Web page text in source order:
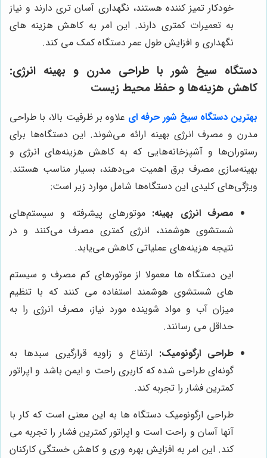
خودکار تمیز کننده هستند، نگهداری آسان تری دارند و نیاز
به تعمیرات کمتری دارند. این امر به کاهش هزینه های
نگهداری و افزایش طول عمر دستگاه کمک می کند.
دستگاه سیخ شور با طراحی مدرن و بهینه انرژی:
کاهش هزینه‌ها و حفظ محیط زیست
بهترین دستگاه سیخ شور حرفه ای علاوه بر ظرفیت بالا، با طراحی
مدرن و مصرف انرژی بهینه ارائه می‌شوند. این دستگاه‌ها برای
رستوران‌ها و آشپزخانه‌هایی که به کاهش هزینه‌های انرژی و
بهینه‌سازی مصرف برق اهمیت می‌دهند، بسیار مناسب هستند.
ویژگی‌های کلیدی این دستگاه‌ها شامل موارد زیر است:
مصرف انرژی بهینه: موتورهای پیشرفته و سیستم‌های
شستشوی هوشمند، انرژی کمتری مصرف می‌کنند و در
نتیجه هزینه‌های عملیاتی کاهش می‌یابد.
این دستگاه ها معمولا از موتورهای کم مصرف و سیستم
های شستشوی هوشمند استفاده می کنند که با تنظیم
میزان آب و مواد شوینده مورد نیاز، مصرف انرژی را به
حداقل می رسانند.
طراحی ارگونومیک: ارتفاع و زاویه قرارگیری سبدها به
گونه‌ای طراحی شده که کاربری راحت و ایمن باشد و اپراتور
کمترین فشار را تجربه کند.
طراحی ارگونومیک دستگاه ها به این معنی است که کار با
آنها آسان و راحت است و اپراتور کمترین فشار را تجربه می
کند. این امر به افزایش بهره وری و کاهش خستگی کارکنان